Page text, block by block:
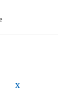
Ouvrir
X